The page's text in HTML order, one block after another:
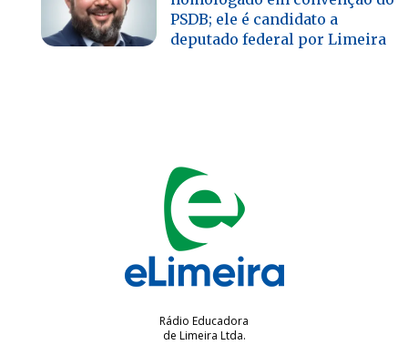
PSDB; ele é candidato a
deputado federal por Limeira
Rádio Educadora
de Limeira Ltda.